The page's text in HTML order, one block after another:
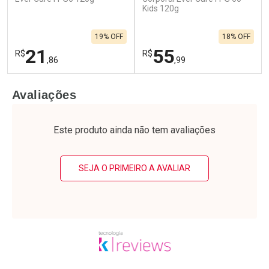
R$21 ,86
19% OFF
Laboratório
Por Menos
Kids 120g
R$55,99
18% OFF
Laboratório
Por Menos
Avaliações
Este produto ainda não tem avaliações
SEJA O PRIMEIRO A AVALIAR